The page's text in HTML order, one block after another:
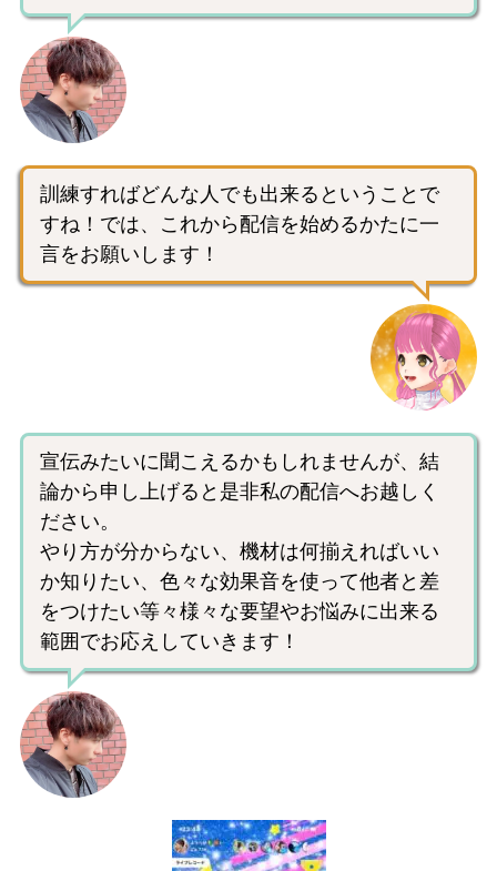
訓練すればどんな人でも出来るということで
すね！では、これから配信を始めるかたに一
言をお願いします！
宣伝みたいに聞こえるかもしれませんが、結
論から申し上げると是非私の配信へお越しく
ださい。
やり方が分からない、機材は何揃えればいい
か知りたい、色々な効果音を使って他者と差
をつけたい等々様々な要望やお悩みに出来る
範囲でお応えしていきます！